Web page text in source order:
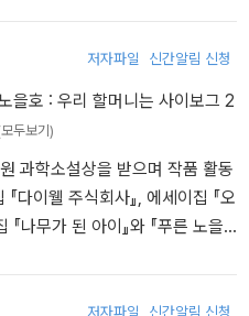
지만 강렬한 괴담을, 『오직 달님
리는 사냥꾼의 면모를 숨김없이
깊이 배어나는 이야기를, 『짐
남세오 작가는 구전 민담 형식의
건의 공포감을 더욱 증폭시키는
나와 밍들의 세계』를 비롯한 여러
저자파일 신간알림 신청
을호 : 우리 할머니는 사이보그 2
두보기)
과학소설상을 받으며 작품 활동
다이웰 주식회사』, 에세이집 『오
나무가 된 아이』와 『푸른 노을
저자파일 신간알림 신청